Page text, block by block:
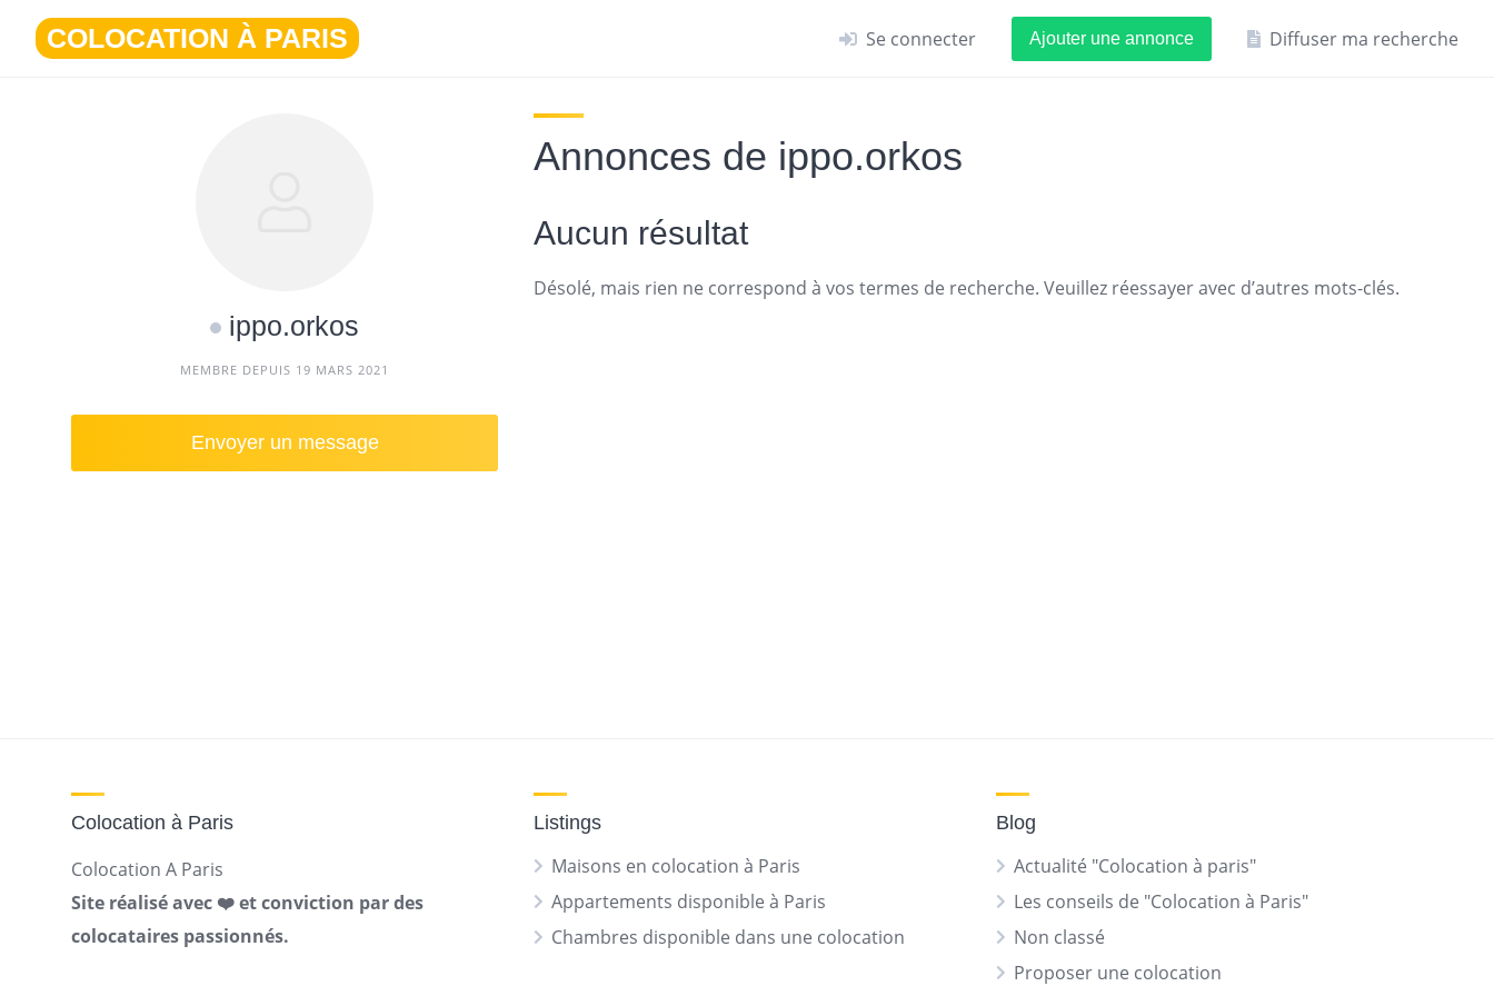
contenu
COLOCATION À PARIS Se connecter Ajouter une annonce Diffuser ma recherche
ippo.orkos
MEMBRE DEPUIS 19 MARS 2021
Envoyer un message
Annonces de ippo.orkos
Aucun résultat
Désolé, mais rien ne correspond à vos termes de recherche. Veuillez réessayer avec d’autres mots-clés.
Colocation à Paris
Colocation A Paris
Site réalisé avec ❤️ et conviction par des
colocataires passionnés.
Listings
Maisons en colocation à Paris
Appartements disponible à Paris
Chambres disponible dans une colocation
Blog
Actualité "Colocation à paris"
Les conseils de "Colocation à Paris"
Non classé
Proposer une colocation